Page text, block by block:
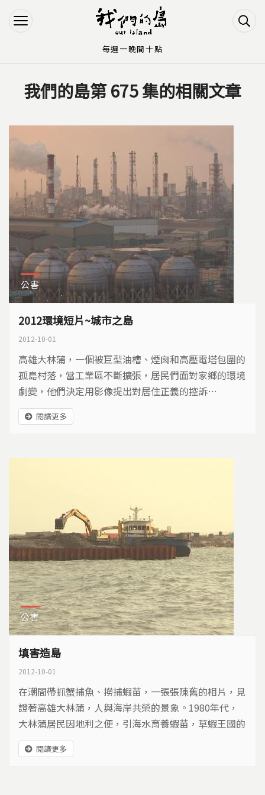
Jump to Navigation
Jump to Main content
您在這裡
我們的島第 675 集的相關文章
公害
2012環境短片~城市之島
2012-10-01
高雄大林蒲，一個被巨型油槽、煙囪和高壓電塔包圍的
孤島村落，當工業區不斷擴張，居民們面對家鄉的環境
劇變，他們決定用影像提出對居住正義的控訴…
閱讀更多
公害
填害造島
2012-10-01
在潮間帶抓蟹捕魚、撈捕蝦苗，一張張陳舊的相片，見
證著高雄大林蒲，人與海岸共榮的景象。1980年代，
大林蒲居民因地利之便，引海水育養蝦苗，草蝦王國的
盛名，不脛而走。但自從高雄港第二港口開闢之後，大
林蒲的命運，被悄悄翻轉…
閱讀更多
每週一晚間十點